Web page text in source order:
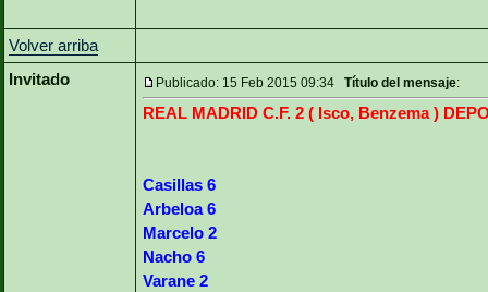
Volver arriba
Invitado
Publicado: 15 Feb 2015 09:34 Título del mensaje:
REAL MADRID C.F. 2 ( Isco, Benzema )
Casillas 6
Arbeloa 6
Marcelo 2
Nacho 6
Varane 2